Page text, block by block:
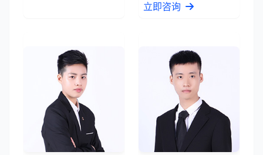
立即咨询